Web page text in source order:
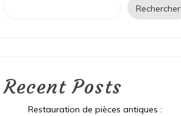
Rechercher
Recent Posts
Restauration de pièces antiques :